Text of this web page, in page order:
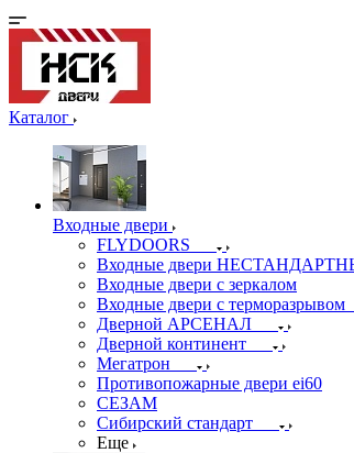
Каталог
Входные двери
FLYDOORS
Входные двери
Входные двери с зеркалом
Входные двери с терморазрывом
Дверной АРСЕНАЛ
Дверной континент
Мегатрон
Противопожарные двери ei60
СЕЗАМ
Сибирский стандарт
Еще